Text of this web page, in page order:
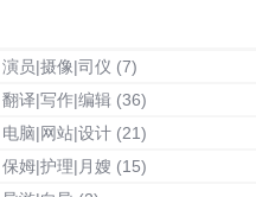
演员|摄像|司仪 (7)
翻译|写作|编辑 (36)
电脑|网站|设计 (21)
保姆|护理|月嫂 (15)